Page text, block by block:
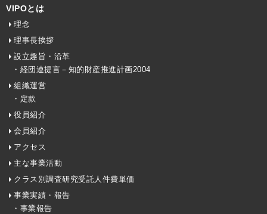
VIPOとは
理念
理事長挨拶
設立趣旨・沿革
・経団連提言－知的財産推進計画2004
組織運営
・定款
役員紹介
会員紹介
アクセス
主な事業活動
クラス別調査研究受託人件費単価
事業実績・報告
・事業報告